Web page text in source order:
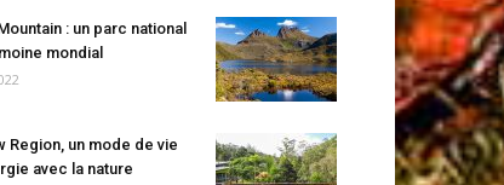
: un parc national
mondial
Region, un mode de vie
avec la nature